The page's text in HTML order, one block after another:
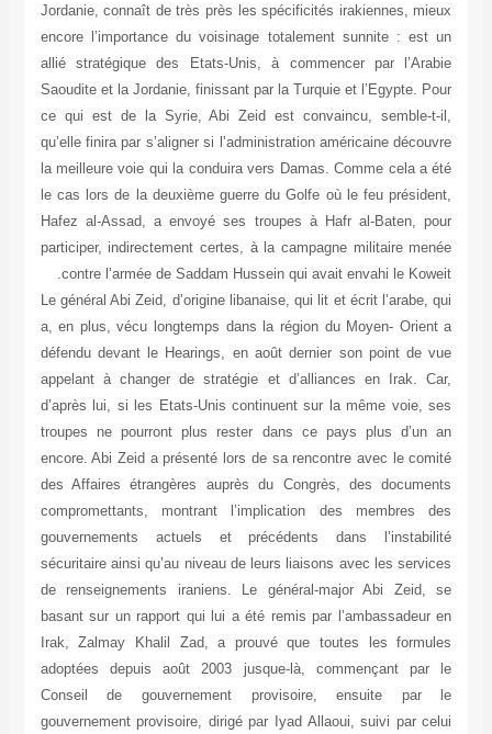
Jordanie, connaît de très près les spécificités irakiennes, mieux
encore l’importance du voisinage totalement sunnite : est un
allié stratégique des Etats-Unis, à commencer par l’Arabie
Saoudite et la Jordanie, finissant par la Turquie et l’Egypte. Pour
ce qui est de la Syrie, Abi Zeid est convaincu, semble-t-il,
qu’elle finira par s’aligner si l’administration américaine découvre
la meilleure voie qui la conduira vers Damas. Comme cela a été
le cas lors de la deuxième guerre du Golfe où le feu président,
Hafez al-Assad, a envoyé ses troupes à Hafr al-Baten, pour
participer, indirectement certes, à la campagne militaire menée
contre l’armée de Saddam Hussein qui avait envahi le Koweit.
Le général Abi Zeid, d’origine libanaise, qui lit et écrit l’arabe, qui
a, en plus, vécu longtemps dans la région du Moyen- Orient a
défendu devant le Hearings, en août dernier son point de vue
appelant à changer de stratégie et d’alliances en Irak. Car,
d’après lui, si les Etats-Unis continuent sur la même voie, ses
troupes ne pourront plus rester dans ce pays plus d’un an
encore. Abi Zeid a présenté lors de sa rencontre avec le comité
des Affaires étrangères auprès du Congrès, des documents
compromettants, montrant l’implication des membres des
gouvernements actuels et précédents dans l’instabilité
sécuritaire ainsi qu’au niveau de leurs liaisons avec les services
de renseignements iraniens. Le général-major Abi Zeid, se
basant sur un rapport qui lui a été remis par l’ambassadeur en
Irak, Zalmay Khalil Zad, a prouvé que toutes les formules
adoptées depuis août 2003 jusque-là, commençant par le
Conseil de gouvernement provisoire, ensuite par le
gouvernement provisoire, dirigé par Iyad Allaoui, suivi par celui